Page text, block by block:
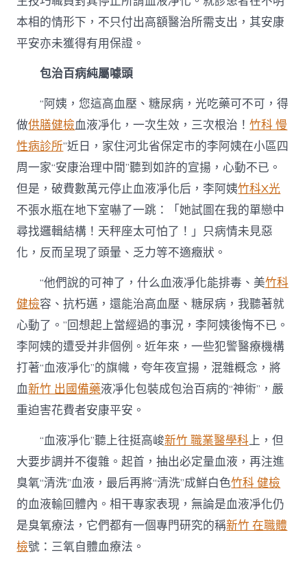
中
本相的情形下，不只付出高額醫治所需支出，其安康
平安亦未獲得有用保證。
包治百病純屬噱頭
“阿姨，您這高血壓、糖尿病，光吃藥可不可，得
做供膳健檢血液凈化，一次生效，三次根治！竹科 慢
性病診所”近日，家住河北省保定市的李阿姨在小區四
周一家“安康治理中間”聽到如許的宣揚，心動不已。
但是，破費數萬元停止血液凈化后，李阿姨竹科X光
不張水瓶在地下室嚇了一跳：「她試圖在我的單戀中
尋找邏輯結構！天秤座太可怕了！」只病情未見惡
化，反而呈現了頭暈、乏力等不適癥狀。
“他們說的可神了，什么血液凈化能排毒、美竹科
健檢容、抗朽邁，還能治高血壓、糖尿病，我聽著就
心動了。”回想起上當經過的事況，李阿姨後悔不已。
李阿姨的遭受并非個例。近年來，一些犯警醫療機構
打著“血液凈化”的旗幟，夸年夜宣揚，混雜概念，將
血新竹 出國備藥液凈化包裝成包治百病的“神術”，嚴
重迫害花費者安康平安。
“血液凈化”聽上往挺高峻新竹 職業醫學科上，但
大要步調并不復雜。起首，抽出必定量血液，再注進
臭氧“清洗”血液，最后再將“清洗”成鮮白色竹科 健檢
的血液輸回體內。相干專家表現，無論是血液凈化仍
是臭氧療法，它們都有一個專門研究的稱新竹 在職體
檢號：三氧自體血療法。